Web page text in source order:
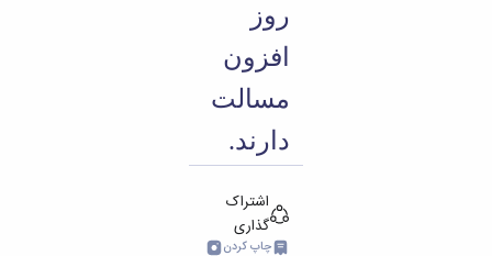
روز
افزون
مسالت
دارند.
اشتراک
گذاری
چاپ کردن